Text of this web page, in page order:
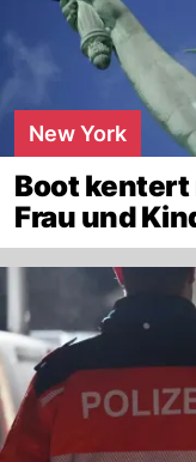
New York
Boot
Frau und